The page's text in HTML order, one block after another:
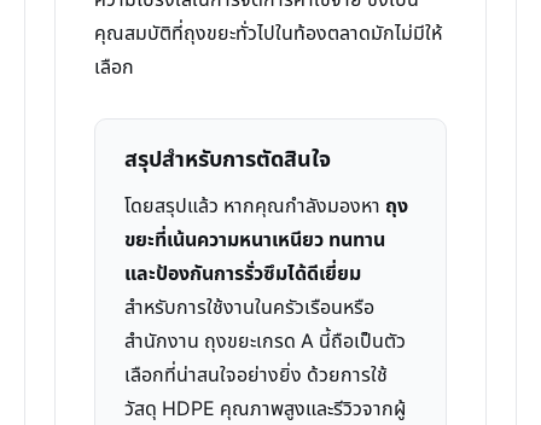
คุณสมบัติที่ถุงขยะทั่วไปในท้องตลาดมักไม่มีให้
เลือก
สรุปสำหรับการตัดสินใจ
โดยสรุปแล้ว หากคุณกำลังมองหา ถุง
ขยะที่เน้นความหนาเหนียว ทนทาน
และป้องกันการรั่วซึมได้ดีเยี่ยม
สำหรับการใช้งานในครัวเรือนหรือ
สำนักงาน ถุงขยะเกรด A นี้ถือเป็นตัว
เลือกที่น่าสนใจอย่างยิ่ง ด้วยการใช้
วัสดุ HDPE คุณภาพสูงและรีวิวจากผู้